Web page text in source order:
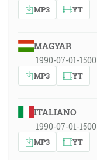
MP3 YT
MAGYAR
1990-07-01-
MP3 YT
ITALIANO
1990-07-01-
MP3 YT